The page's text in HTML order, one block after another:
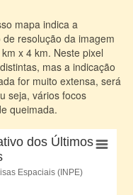
mapa indica a
resolução da imagem
x 4 km. Neste pixel
mas a indicação
for muito extensa, será
seja, vários focos
queimada.